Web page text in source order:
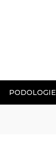
PODOLOGIE